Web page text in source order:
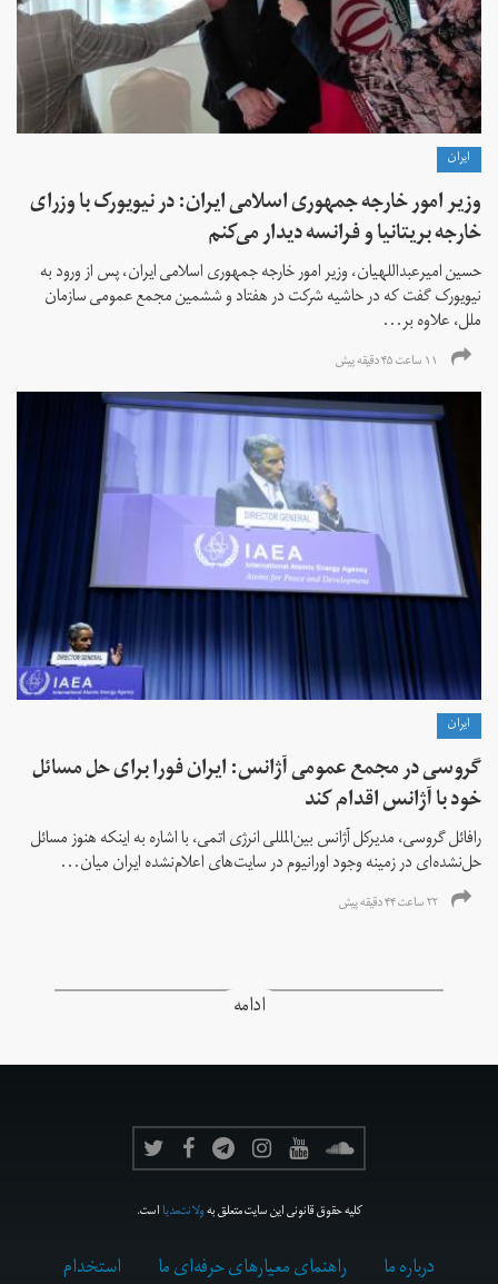
ايران
وزیر امور خارجه جمهوری اسلامی ایران: در نیویورک با وزرای
خارجه بریتانیا و فرانسه دیدار می‌کنم
حسین امیرعبداللهیان، وزیر امور خارجه جمهوری اسلامی ایران، پس از ورود به
نیویورک گفت که در حاشیه شرکت در هفتاد و ششمین مجمع عمومی سازمان
ملل، علاوه بر...
۱۱ ساعت ۴۵ دقیقه پیش
ايران
گروسی در مجمع عمومی آژانس: ایران فورا برای حل مسائل
خود با آژانس اقدام کند
رافائل گروسی، مدیرکل آژانس بین‌المللی انرژی اتمی، با اشاره به اینکه هنوز مسائل
حل‌نشده‌ای در زمینه وجود اورانیوم در سایت‌های اعلام‌نشده ایران میان...
۲۲ ساعت ۴۴ دقیقه پیش
ادامه
کلیه حقوق قانونی این سایت متعلق بهولانت‌مدیااست.
درباره ما راهنمای معیارهای حرفه‌ای ما استخدام